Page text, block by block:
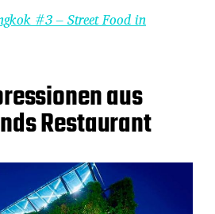
#3 – Street Food in
aus
Restaurant